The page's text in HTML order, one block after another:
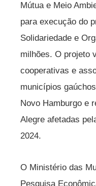
Mútua e Meio
para execução do
Solidariedade e
milhões. O projeto
cooperativas e
municípios
Novo Hamburgo e
Alegre afetadas
2024.
O Ministério das
Pesquisa